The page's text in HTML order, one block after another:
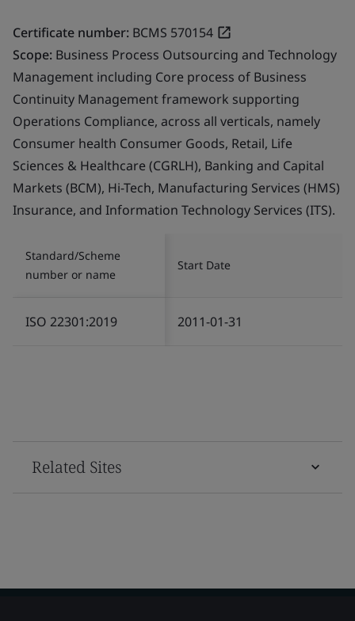
Certificate number: BCMS 570154
Scope: Business Process Outsourcing and Technology
Management including Core process of Business
Continuity Management framework supporting
Operations Compliance, across all verticals, namely
Consumer health Consumer Goods, Retail, Life
Sciences & Healthcare (CGRLH), Banking and Capital
Markets (BCM), Hi-Tech, Manufacturing Services (HMS)
Insurance, and Information Technology Services (ITS).
Standard/Scheme
number or name
Start Date
ISO 22301:2019 2011-01-31
Related Sites